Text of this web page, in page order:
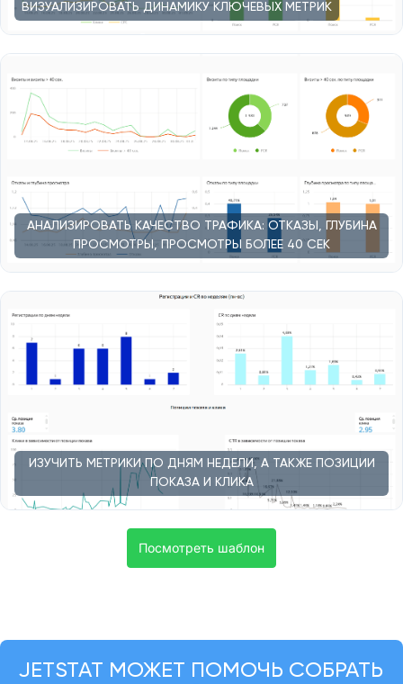
ВИЗУАЛИЗИРОВАТЬ ДИНАМИКУ КЛЮЧЕВЫХ МЕТРИК
АНАЛИЗИРОВАТЬ КАЧЕСТВО ТРАФИКА: ОТКАЗЫ, ГЛУБИНА
ПРОСМОТРЫ, ПРОСМОТРЫ БОЛЕЕ 40 СЕК
ИЗУЧИТЬ МЕТРИКИ ПО ДНЯМ НЕДЕЛИ, А ТАКЖЕ ПОЗИЦИИ
ПОКАЗА И КЛИКА
Посмотреть шаблон
JETSTAT МОЖЕТ ПОМОЧЬ СОБРАТЬ